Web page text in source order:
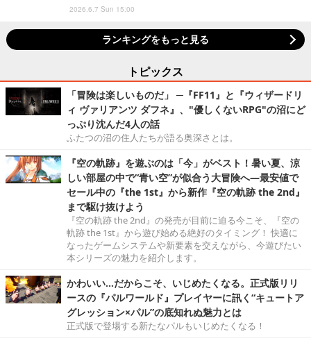
2026.6.7 Sun 15:00
ランキングをもっと見る
トピックス
「冒険は楽しいものだ」 ─『FF11』と『ウィザードリ
ィ ヴァリアンツ ダフネ』、"優しくないRPG"の沼にど
っぷり沈んだ4人の話
ふたつの沼の住人たちが語る奥深さとは。
『空の軌跡』を遊ぶのは「今」がベスト！暑い夏、涼
しい部屋の中で“青い空”が似合う大冒険へ―最安値で
セール中の『the 1st』から新作『空の軌跡 the 2nd』
まで駆け抜けよう
『空の軌跡 the 2nd』の発売が目前に迫る今こそ、『空の
軌跡 the 1st』から遊び始める絶好のタイミング！ 快適に
なったゲームシステムや新要素を交えながら、今遊びたい
本シリーズの魅力を紹介します。
かわいい…だからこそ、いじめたくなる。正式版リリ
ースの『パルワールド』プレイヤーに訊く“キュートア
グレッション×パル”の底知れぬ魅力とは
正式版で登場する新たなパルもいじめたくなる！